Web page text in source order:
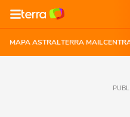
MAPA ASTRALTERRA MAIL